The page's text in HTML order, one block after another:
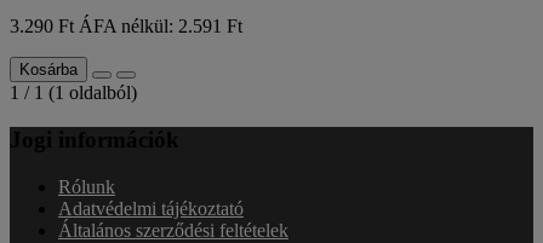
3.290 Ft ÁFA nélkül: 2.591 Ft
Kosárba
1 / 1 (1 oldalból)
Jogi információk
Rólunk
Adatvédelmi tájékoztató
Általános szerződési feltételek